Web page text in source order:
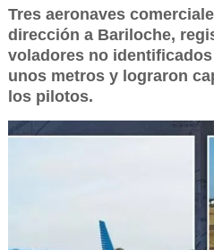
Tres aeronaves
dirección a Bariloche,
voladores no
unos metros y lograron
los pilotos.